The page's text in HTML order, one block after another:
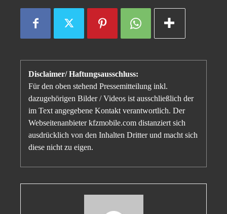
Disclaimer/ Haftungsausschluss:
Für den oben stehend Pressemitteilung inkl.
dazugehörigen Bilder / Videos ist ausschließlich der
im Text angegebene Kontakt verantwortlich. Der
Webseitenanbieter kfzmobile.com distanziert sich
ausdrücklich von den Inhalten Dritter und macht sich
diese nicht zu eigen.